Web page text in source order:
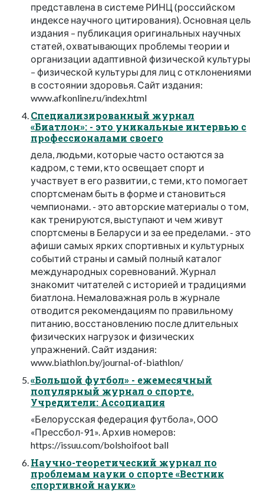
представлена в системе РИНЦ (российском
индексе научного цитирования). Основная цель
издания – публикация оригинальных научных
статей, охватывающих проблемы теории и
организации адаптивной физической культуры
– физической культуры для лиц с отклонениями
в состоянии здоровья. Сайт издания:
www.afkonline.ru/index.html
Специализированный журнал
«Биатлон»: - это уникальные интервью с
профессионалами своего
дела, людьми, которые часто остаются за
кадром, с теми, кто освещает спорт и
участвует в его развитии, с теми, кто помогает
спортсменам быть в форме и становиться
чемпионами. - это авторские материалы о том,
как тренируются, выступают и чем живут
спортсмены в Беларуси и за ее пределами. - это
афиши самых ярких спортивных и культурных
событий страны и самый полный каталог
международных соревнований. Журнал
знакомит читателей с историей и традициями
биатлона. Немаловажная роль в журнале
отводится рекомендациям по правильному
питанию, восстановлению после длительных
физических нагрузок и физических
упражнений. Сайт издания:
www.biathlon.by/journal-of-biathlon/
«Большой футбол» - ежемесячный
популярный журнал о спорте.
Учредители: Ассоциация
«Белорусская федерация футбола», ООО
«Прессбол-91». Архив номеров:
https://issuu.com/bolshoifoot ball
Научно-теоретический журнал по
проблемам науки о спорте «Вестник
спортивной науки»